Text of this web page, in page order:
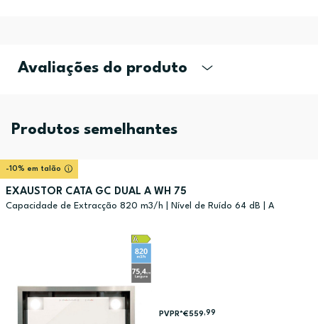
Avaliações do produto
Produtos semelhantes
-10% em talão
EXAUSTOR CATA GC DUAL A WH 75
Capacidade de Extracção 820 m3/h | Nível de Ruído 64 dB | A
PVPR*€559,99